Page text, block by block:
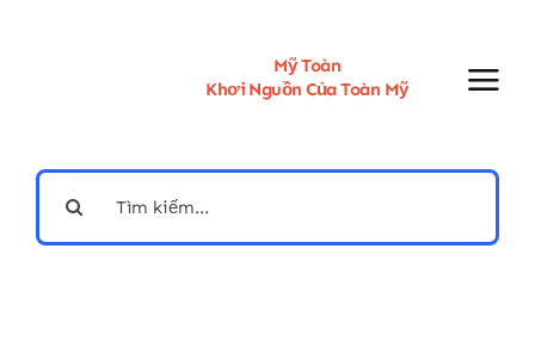
Mỹ Toàn
Khơi Nguồn Của Toàn Mỹ
Search